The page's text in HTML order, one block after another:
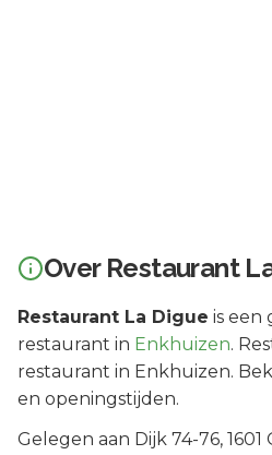
Over Restaurant
Restaurant La Digue is een
restaurant in Enkhuizen.
restaurant in Enkhuizen.
en openingstijden.
Gelegen aan Dijk 74-76, 1601